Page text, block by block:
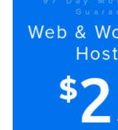
bersama